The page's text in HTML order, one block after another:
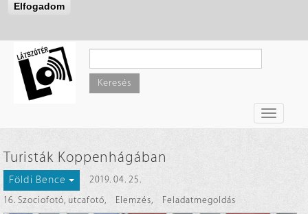
Elfogadom
tartalomra
Keresés
Toggle
Turisták Koppenhágában
Földi Bence
2019. 04. 25.
16. Szociofotó, utcafotó, Elemzés, Feladatmegoldás